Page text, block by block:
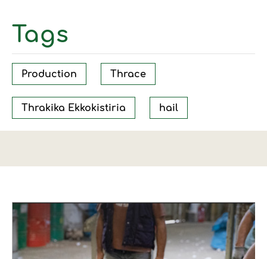
Tags
Production Thrace
Thrakika Ekkokistiria hail